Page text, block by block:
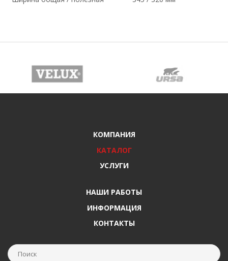
КОМПАНИЯ
КАТАЛОГ
УСЛУГИ
НАШИ РАБОТЫ
ИНФОРМАЦИЯ
КОНТАКТЫ